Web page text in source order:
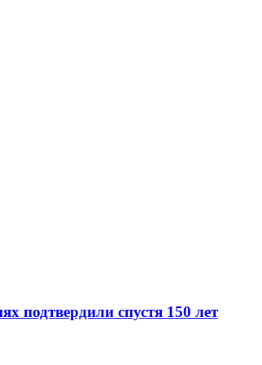
подтвердили спустя 150 лет